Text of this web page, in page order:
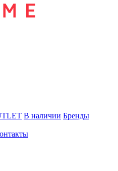
В наличии Бренды